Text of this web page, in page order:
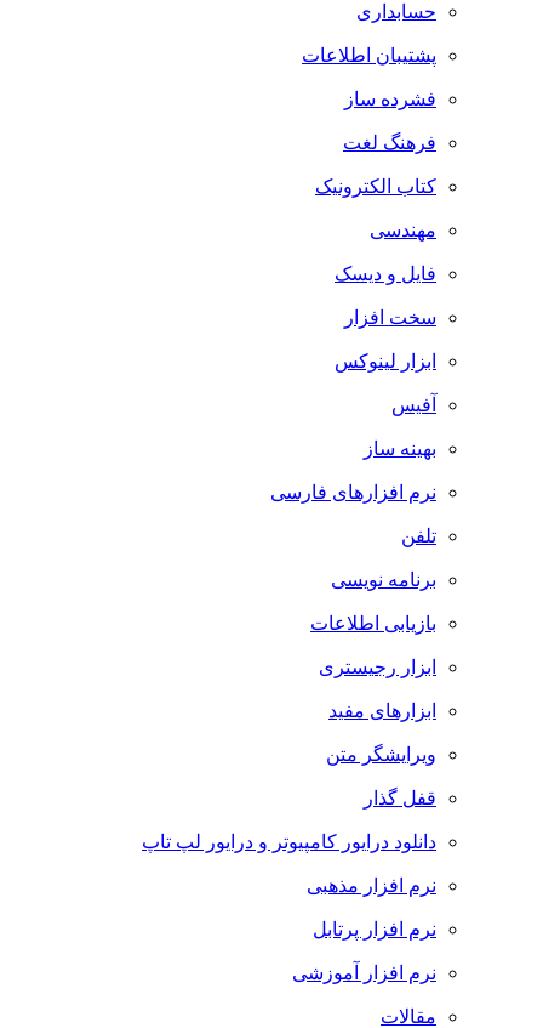
حسابداری
پشتیبان اطلاعات
فشرده ساز
فرهنگ لغت
کتاب الکترونیک
مهندسی
فایل و دیسک
سخت افزار
ابزار لینوکس
آفیس
بهینه ساز
نرم افزارهای فارسی
تلفن
برنامه نویسی
بازیابی اطلاعات
ابزار رجیستری
ابزارهای مفید
ویرایشگر متن
قفل گذار
دانلود درایور کامپیوتر و درایور لپ تاپ
نرم افزار مذهبی
نرم افزار پرتابل
نرم افزار آموزشی
مقالات